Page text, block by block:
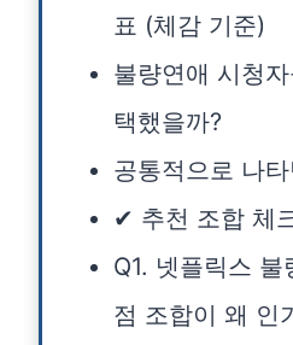
표 (체감 기준)
불량연애 시청
택했을까?
공통적으로 나
✔ 추천 조합 체
Q1. 넷플릭스
점 조합이 왜 인